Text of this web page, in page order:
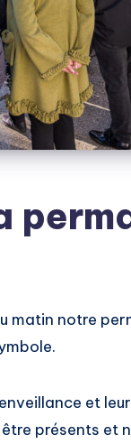
matin notre
et
présents et